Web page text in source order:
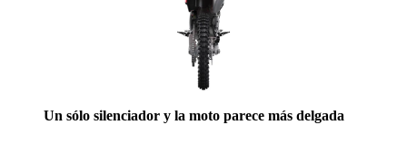
Un sólo silenciador y la moto parece más delgada